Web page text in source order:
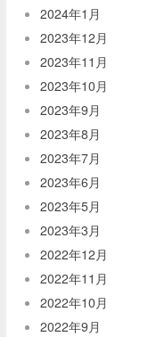
2024年1月
2023年12月
2023年11月
2023年10月
2023年9月
2023年8月
2023年7月
2023年6月
2023年5月
2023年3月
2022年12月
2022年11月
2022年10月
2022年9月